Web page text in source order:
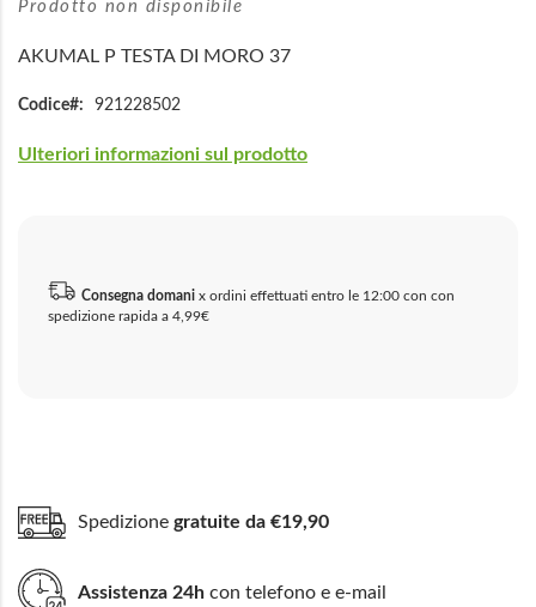
Prodotto non disponibile
AKUMAL P TESTA DI MORO 37
Codice 921228502
Ulteriori informazioni sul prodotto
Consegna domani x ordini effettuati entro le 12:00 con con
spedizione rapida a 4,99€
Spedizione gratuite da €19,90
Assistenza 24h con telefono e e-mail